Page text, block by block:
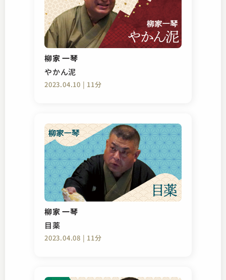
柳家 一琴
やかん泥
2023.04.10 | 11分
柳家 一琴
目薬
2023.04.08 | 11分